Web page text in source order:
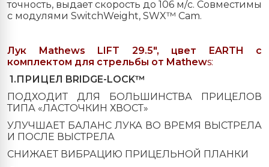
точность, выдает скорость до 106 м/с. Совместимы
с модулями SwitchWeight, SWX™ Cam.
Лук Mathews LIFT 29.5", цвет EARTH с
комплектом для стрельбы от Mathews:
1.ПРИЦЕЛ BRIDGE-LOCK™
ПОДХОДИТ ДЛЯ БОЛЬШИНСТВА ПРИЦЕЛОВ
ТИПА «ЛАСТОЧКИН ХВОСТ»
УЛУЧШАЕТ БАЛАНС ЛУКА ВО ВРЕМЯ ВЫСТРЕЛА
И ПОСЛЕ ВЫСТРЕЛА
СНИЖАЕТ ВИБРАЦИЮ ПРИЦЕЛЬНОЙ ПЛАНКИ